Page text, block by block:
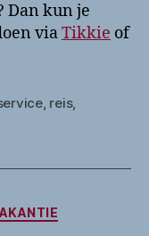
Dan kun je
viaTikkie of
, reis,